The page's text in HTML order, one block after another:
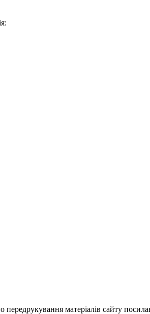
передрукування матеріалів сайту